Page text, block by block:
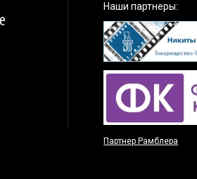
Наши партнеры:
Партнер Рамблера